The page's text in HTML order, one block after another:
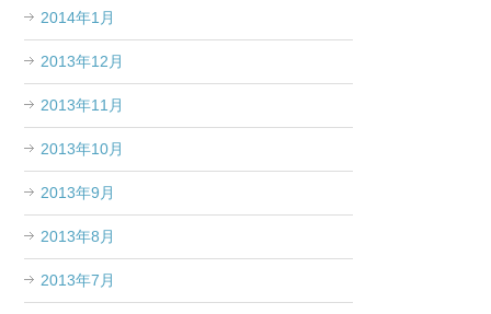
2014年1月
2013年12月
2013年11月
2013年10月
2013年9月
2013年8月
2013年7月